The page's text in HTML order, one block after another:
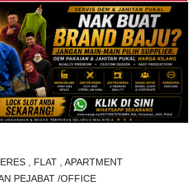
, FLAT , APARTMENT
PEJABAT /OFFICE